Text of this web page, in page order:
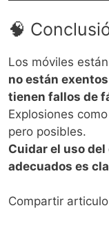
🧠
Los móviles
no están
tienen fallos de
Explosiones
pero posibles.
Cuidar el uso
adecuados es
Compartir